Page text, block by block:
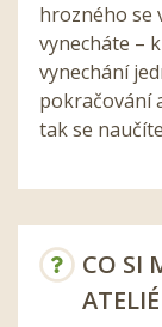
hrozného se
vynecháte –
vynechání
pokračování
tak se
CO SI